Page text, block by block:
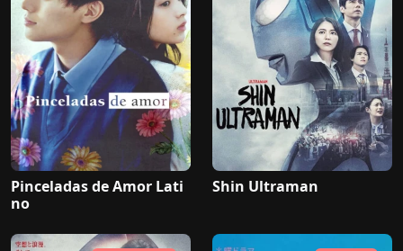
Pinceladas de Amor Lati
no
Shin Ultraman